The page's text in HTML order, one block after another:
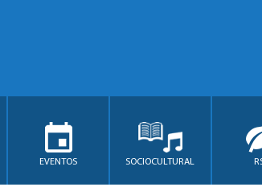
EVENTOS SOCIOCULTURAL